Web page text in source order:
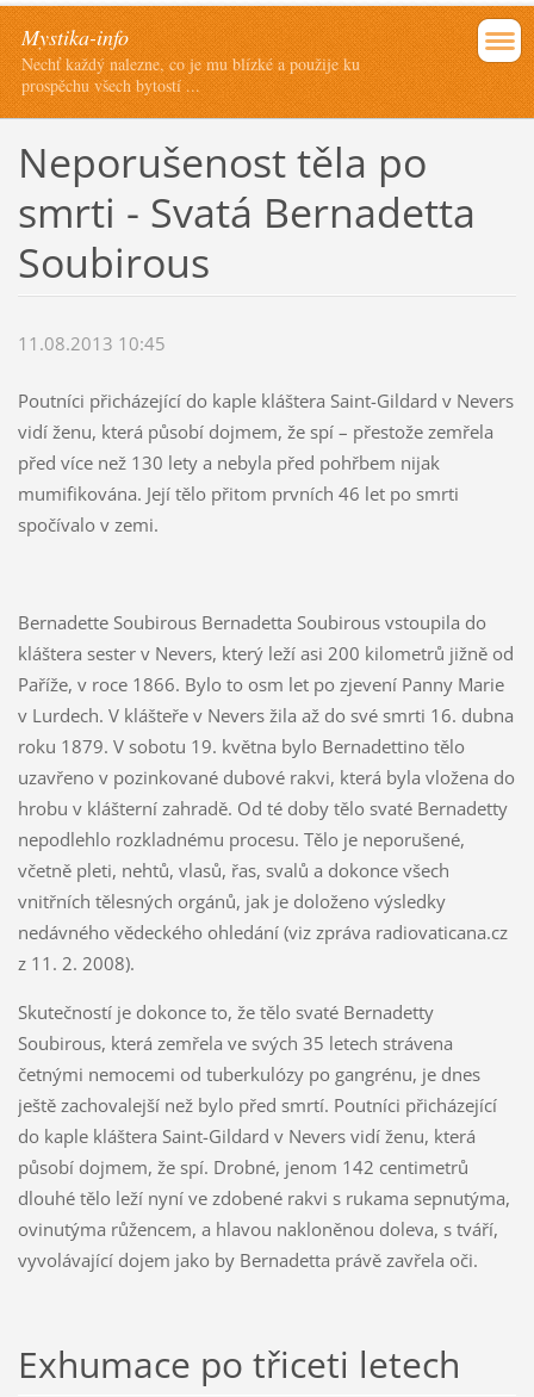
Mystika-info
Nechť každý nalezne, co je mu blízké a použije ku
prospěchu všech bytostí ...
Neporušenost těla po
smrti - Svatá Bernadetta
Soubirous
11.08.2013 10:45
Poutníci přicházející do kaple kláštera Saint-Gildard v Nevers
vidí ženu, která působí dojmem, že spí – přestože zemřela
před více než 130 lety a nebyla před pohřbem nijak
mumifikována. Její tělo přitom prvních 46 let po smrti
spočívalo v zemi.
Bernadette Soubirous Bernadetta Soubirous vstoupila do
kláštera sester v Nevers, který leží asi 200 kilometrů jižně od
Paříže, v roce 1866. Bylo to osm let po zjevení Panny Marie
v Lurdech. V klášteře v Nevers žila až do své smrti 16. dubna
roku 1879. V sobotu 19. května bylo Bernadettino tělo
uzavřeno v pozinkované dubové rakvi, která byla vložena do
hrobu v klášterní zahradě. Od té doby tělo svaté Bernadetty
nepodlehlo rozkladnému procesu. Tělo je neporušené,
včetně pleti, nehtů, vlasů, řas, svalů a dokonce všech
vnitřních tělesných orgánů, jak je doloženo výsledky
nedávného vědeckého ohledání (viz zpráva radiovaticana.cz
z 11. 2. 2008).
Skutečností je dokonce to, že tělo svaté Bernadetty
Soubirous, která zemřela ve svých 35 letech strávena
četnými nemocemi od tuberkulózy po gangrénu, je dnes
ještě zachovalejší než bylo před smrtí. Poutníci přicházející
do kaple kláštera Saint-Gildard v Nevers vidí ženu, která
působí dojmem, že spí. Drobné, jenom 142 centimetrů
dlouhé tělo leží nyní ve zdobené rakvi s rukama sepnutýma,
ovinutýma růžencem, a hlavou nakloněnou doleva, s tváří,
vyvolávající dojem jako by Bernadetta právě zavřela oči.
Exhumace po třiceti letech